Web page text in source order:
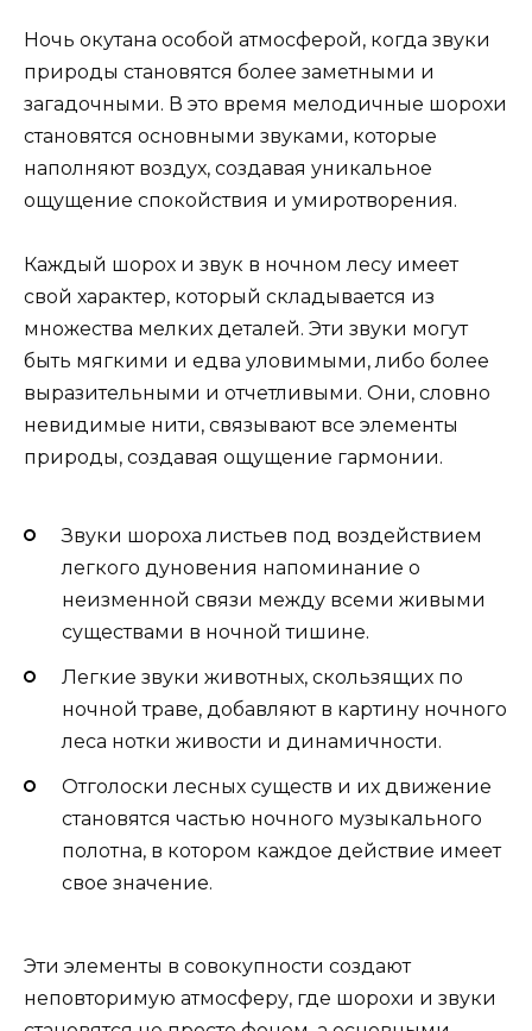
Ночь окутана особой атмосферой, когда звуки
природы становятся более заметными и
загадочными. В это время мелодичные шорохи
становятся основными звуками, которые
наполняют воздух, создавая уникальное
ощущение спокойствия и умиротворения.
Каждый шорох и звук в ночном лесу имеет
свой характер, который складывается из
множества мелких деталей. Эти звуки могут
быть мягкими и едва уловимыми, либо более
выразительными и отчетливыми. Они, словно
невидимые нити, связывают все элементы
природы, создавая ощущение гармонии.
Звуки шороха листьев под воздействием
легкого дуновения напоминание о
неизменной связи между всеми живыми
существами в ночной тишине.
Легкие звуки животных, скользящих по
ночной траве, добавляют в картину ночного
леса нотки живости и динамичности.
Отголоски лесных существ и их движение
становятся частью ночного музыкального
полотна, в котором каждое действие имеет
свое значение.
Эти элементы в совокупности создают
неповторимую атмосферу, где шорохи и звуки